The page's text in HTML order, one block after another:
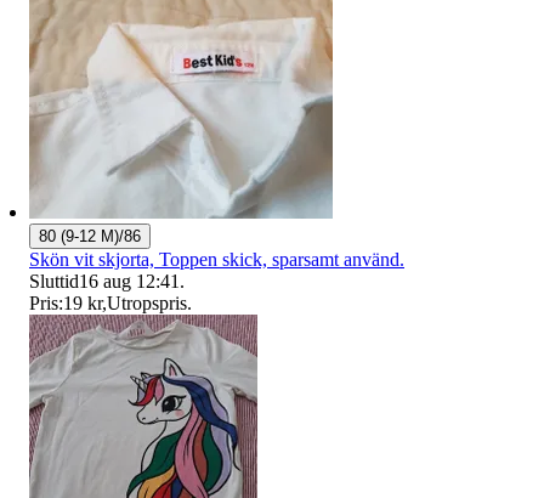
80 (9-12 M)/86
Skön vit skjorta, Toppen skick, sparsamt använd.
Sluttid16 aug 12:41 .
Pris:19 kr,Utropspris.